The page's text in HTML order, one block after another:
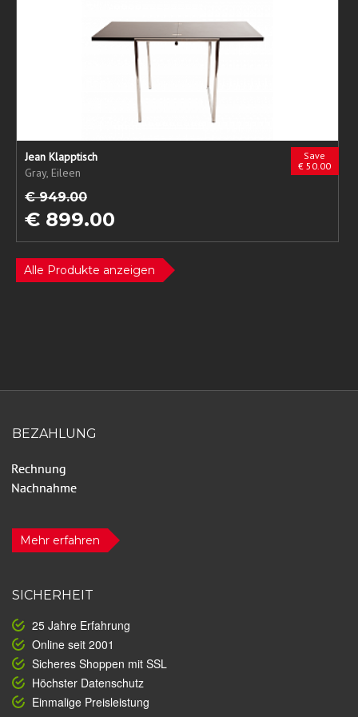
Save
€ 50.00
Jean Klapptisch
Gray, Eileen
€ 949.00
€ 899.00
Alle Produkte anzeigen
BEZAHLUNG
Mehr erfahren
SICHERHEIT
25 Jahre Erfahrung
Online seit 2001
Sicheres Shoppen mit SSL
Höchster Datenschutz
Einmalige Preisleistung